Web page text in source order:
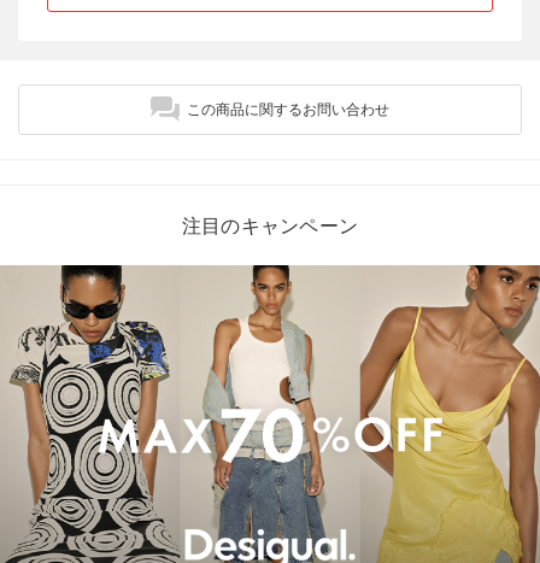
この商品に関するお問い合わせ
注目のキャンペーン